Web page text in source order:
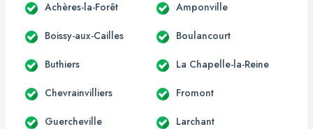
Achères-la-Forêt Amponville
Boissy-aux-Cailles Boulancourt
Buthiers La Chapelle-la-Reine
Chevrainvilliers Fromont
Guercheville Larchant